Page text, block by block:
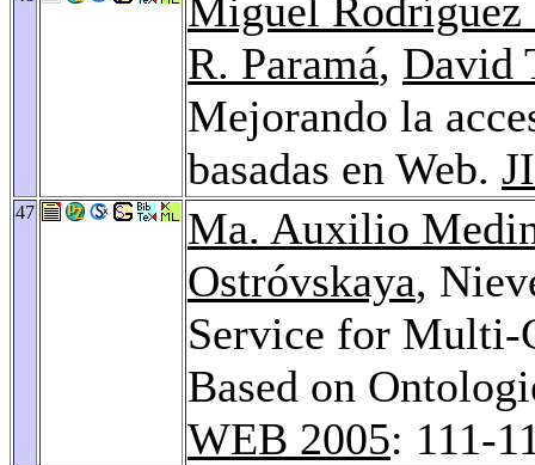
Miguel Rodríguez
R. Paramá, David
Mejorando la
basadas en Web.
47
Ma. Auxilio
Ostróvskaya,
Service for Multi-
Based on
WEB 2005: 111-